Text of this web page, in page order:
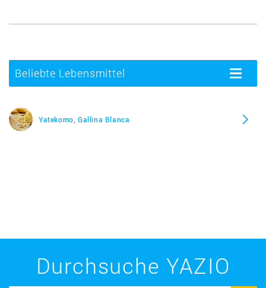
Beliebte Lebensmittel
Toggle
Yatekomo, Gallina Blanca
Durchsuche YAZIO